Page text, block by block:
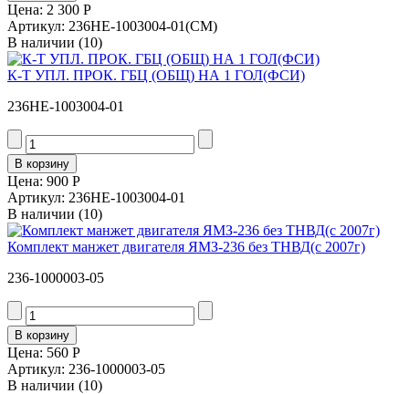
Цена: 2 300 Р
Артикул: 236НЕ-1003004-01(СМ)
В наличии (10)
К-Т УПЛ. ПРОК. ГБЦ (ОБЩ) НА 1 ГОЛ(ФСИ)
236НЕ-1003004-01
Цена: 900 Р
Артикул: 236НЕ-1003004-01
В наличии (10)
Комплект манжет двигателя ЯМЗ-236 без ТНВД(с 2007г)
236-1000003-05
Цена: 560 Р
Артикул: 236-1000003-05
В наличии (10)